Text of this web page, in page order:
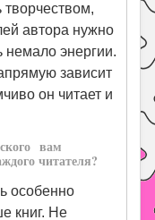
автора нужно
немало энергии.
зависит
он читает и
вам
читателя?
особенно
книг. Не